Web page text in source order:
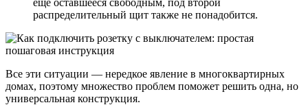
распределительный щит также не понадобится.
Все эти ситуации — нередкое явление в многоквартирных
домах, поэтому множество проблем поможет решить одна, но
универсальная конструкция.